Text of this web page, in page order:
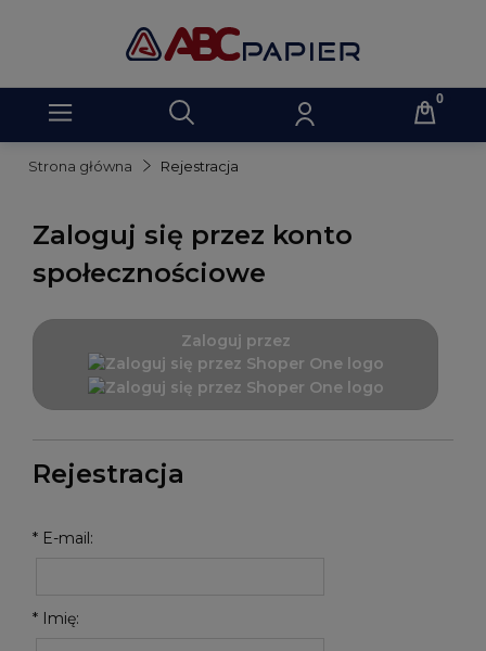
Strona główna Rejestracja
Zaloguj się przez konto
społecznościowe
Zaloguj przez
Rejestracja
* E-mail:
* Imię: